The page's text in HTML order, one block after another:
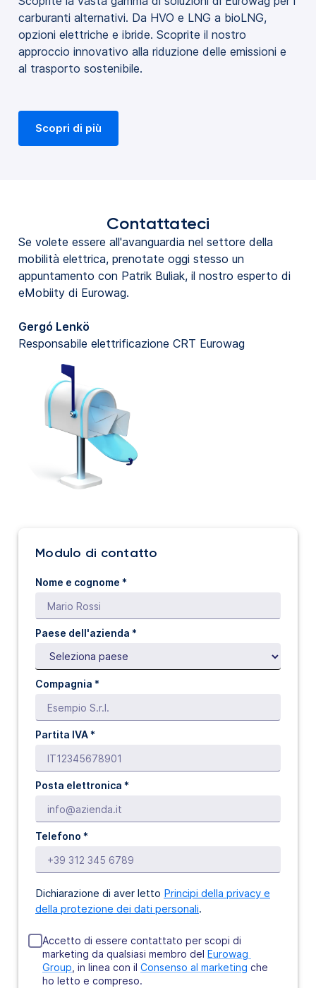
carburanti alternativi. Da HVO e LNG a bioLNG,
opzioni elettriche e ibride. Scoprite il nostro
approccio innovativo alla riduzione delle emissioni e
al trasporto sostenibile.
Scopri di più
Contattateci
Se volete essere all'avanguardia nel settore della
mobilità elettrica, prenotate oggi stesso un
appuntamento con Patrik Buliak, il nostro esperto di
eMobiity di Eurowag.
Gergó Lenkö
Responsabile elettrificazione CRT Eurowag
Modulo di contatto
Nome e cognome *
Paese dell'azienda *
Compagnia *
Partita IVA *
Posta elettronica *
Telefono *
Dichiarazione di aver letto Principi della privacy e
della protezione dei dati personali.
Accetto di essere contattato per scopi di
marketing da qualsiasi membro del Eurowag
Group , in linea con il Consenso al marketing che
ho letto e compreso.